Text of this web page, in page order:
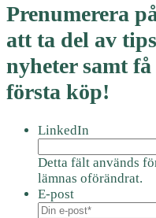
Prenumerera
att ta del av
nyheter samt
första köp!
LinkedIn
Detta fält används
lämnas oförändrat.
E-post